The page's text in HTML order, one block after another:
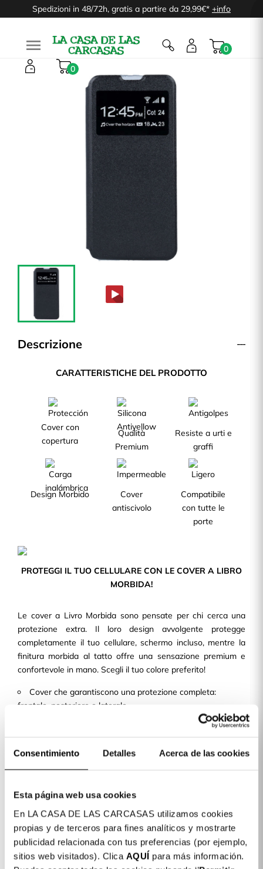
Consentimiento Detalles Acerca de las cookies
Esta página web usa cookies
En LA CASA DE LAS CARCASAS utilizamos cookies
propias y de terceros para fines analíticos y mostrarte
publicidad relacionada con tus preferencias (por ejemplo,
sitios web visitados). Clica AQUÍ para más información.
Spedizioni in 48/72h, gratis a partire da 29,99€* +info

0
0
Descrizione
CARATTERISTICHE DEL PRODOTTO
Cover con
copertura
Qualità
Premium
Resiste a urti e
graffi
Design Morbido
Cover
antiscivolo
Compatibile
con tutte le
porte
PROTEGGI IL TUO CELLULARE CON LE COVER A LIBRO
MORBIDA!
Le cover a Livro Morbida sono pensate per chi cerca una
protezione extra. Il loro design avvolgente protegge
completamente il tuo cellulare, schermo incluso, mentre la
finitura morbida al tatto offre una sensazione premium e
confortevole in mano. Scegli il tuo colore preferito!
Cover che garantiscono una protezione completa:
frontale, posteriore e laterale.
Tocco morbido e piacevole, con colori alla moda.
Comodità, design e protezione in un'unica cover.
Dettagli del prodotto
Colore: Nero
COLORES DISPONIBLES
Nero